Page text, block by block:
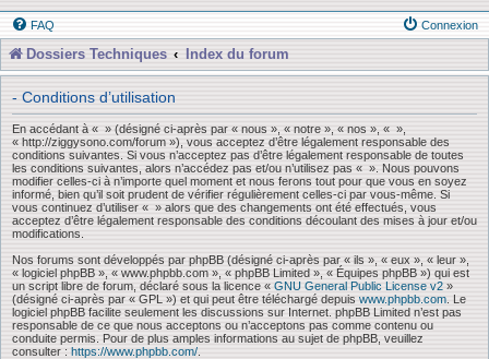
FAQ Connexion
Dossiers Techniques Index du forum
- Conditions d’utilisation
En accédant à « » (désigné ci-après par « nous », « notre », « nos », « »,
« http://ziggysono.com/forum »), vous acceptez d’être légalement responsable des
conditions suivantes. Si vous n’acceptez pas d’être légalement responsable de toutes
les conditions suivantes, alors n’accédez pas et/ou n’utilisez pas « ». Nous pouvons
modifier celles-ci à n’importe quel moment et nous ferons tout pour que vous en soyez
informé, bien qu’il soit prudent de vérifier régulièrement celles-ci par vous-même. Si
vous continuez d’utiliser « » alors que des changements ont été effectués, vous
acceptez d’être légalement responsable des conditions découlant des mises à jour et/ou
modifications.
Nos forums sont développés par phpBB (désigné ci-après par « ils », « eux », « leur »,
« logiciel phpBB », « www.phpbb.com », « phpBB Limited », « Équipes phpBB ») qui est
un script libre de forum, déclaré sous la licence « GNU General Public License v2 »
(désigné ci-après par « GPL ») et qui peut être téléchargé depuis www.phpbb.com . Le
logiciel phpBB facilite seulement les discussions sur Internet. phpBB Limited n’est pas
responsable de ce que nous acceptons ou n’acceptons pas comme contenu ou
conduite permis. Pour de plus amples informations au sujet de phpBB, veuillez
consulter : https://www.phpbb.com/